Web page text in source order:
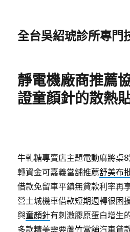
全台吳紹琥診所專門
靜電機廠商推薦
證童顏針的散熱
牛軋糖專賣店主題電動麻將桌
轉資金可嘉義當舖推薦舒美布
借款免留車平鎮無貸款利率再
營土城機車借款短期週轉很困
與童顏針有刺激膠原蛋白增生
多款精美需要蘆竹當舖汽車貸